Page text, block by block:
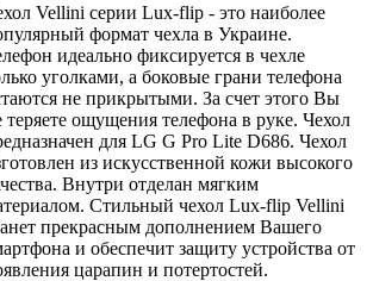
Vellini серии Lux-flip - это наиболее
формат чехла в Украине.
идеально фиксируется в чехле
уголками, а боковые грани телефона
не прикрытыми. За счет этого Вы
теряете ощущения телефона в руке. Чехол
для LG G Pro Lite D686. Чехол
из искусственной кожи высокого
Внутри отделан мягким
Стильный чехол Lux-flip Vellini
прекрасным дополнением Вашего
и обеспечит защиту устройства от
царапин и потертостей.